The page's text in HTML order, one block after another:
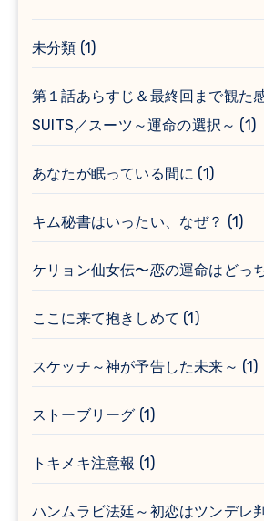
未分類 (1)
第１話あらすじ＆最終回まで観た
SUITS／スーツ～運命の選択～ (1)
あなたが眠っている間に (1)
キム秘書はいったい、なぜ？ (1)
ケリョン仙女伝〜恋の運命はどっ
ここに来て抱きしめて (1)
スケッチ～神が予告した未来～ (1)
ストーブリーグ (1)
トキメキ注意報 (1)
ハンムラビ法廷～初恋はツンデレ